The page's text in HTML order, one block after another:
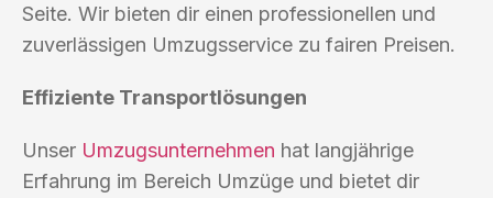
Seite. Wir bieten dir einen professionellen und
zuverlässigen Umzugsservice zu fairen Preisen.
Effiziente Transportlösungen
Unser Umzugsunternehmen hat langjährige
Erfahrung im Bereich Umzüge und bietet dir